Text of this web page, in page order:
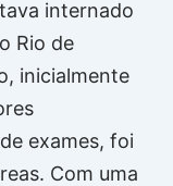
internado
Rio de
inicialmente
exames, foi
Com uma